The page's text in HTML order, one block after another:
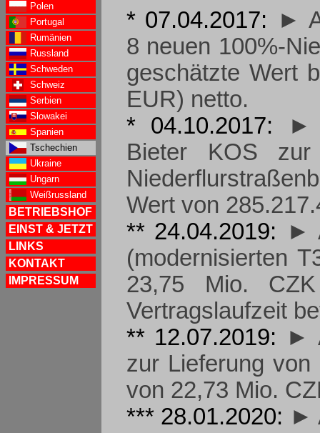
Polen
Portugal
Rumänien
Russland
Schweden
Schweiz
Serbien
Slowakei
Spanien
Tschechien
Ukraine
Ungarn
Weißrussland
BETRIEBSHOF
EINST & JETZT
LINKS
KONTAKT
IMPRESSUM
* 07.04.2017:
►
8 neuen 100%-
geschätzte Wert
EUR) netto.
* 04.10.2017:
►
Bieter KOS
Wert von
** 24.04.2019:
►
(modernisierten
23,75 Mio.
Vertragslaufzeit
** 12.07.2019: ►
zur Lieferung von
von 22,73 Mio.
*** 28.01.2020: ►